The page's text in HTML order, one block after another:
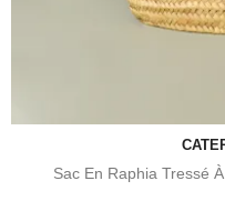
Sac En Raphia Tressé